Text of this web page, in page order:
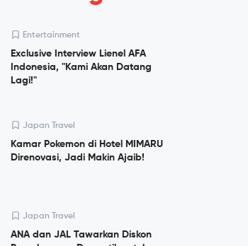
Entertainment
Exclusive Interview Lienel AFA
Indonesia, "Kami Akan Datang
Lagi!"
Japan Travel
Kamar Pokemon di Hotel MIMARU
Direnovasi, Jadi Makin Ajaib!
Japan Travel
ANA dan JAL Tawarkan Diskon